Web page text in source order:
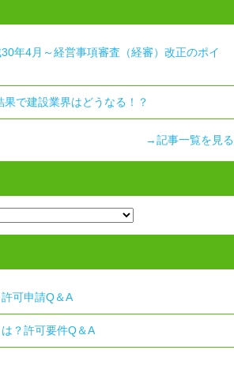
30年4月～経営事項審査（経審）改正のポイ
で建設業界はどうなる！？
→記事一覧を見る
可申請Q＆A
？許可要件Q＆A